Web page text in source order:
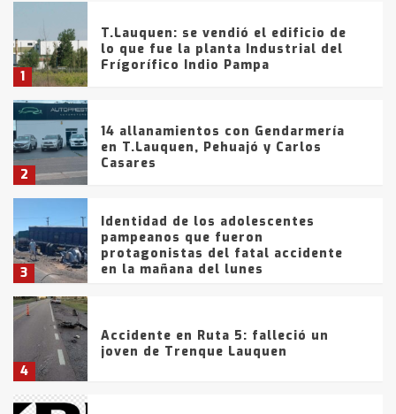
1
T.Lauquen: se vendió el edificio de
lo que fue la planta Industrial del
Frígorífico Indio Pampa
2
14 allanamientos con Gendarmería
en T.Lauquen, Pehuajó y Carlos
Casares
3
Identidad de los adolescentes
pampeanos que fueron
protagonistas del fatal accidente
en la mañana del lunes
4
Accidente en Ruta 5: falleció un
joven de Trenque Lauquen